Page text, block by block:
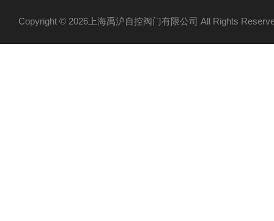
Copyright © 2026上海禹沪自控阀门有限公司 All Rights